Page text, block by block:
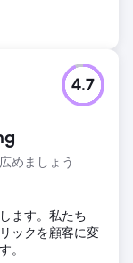
めましょう
4.7
ます。私たち
ックを顧客に変
。